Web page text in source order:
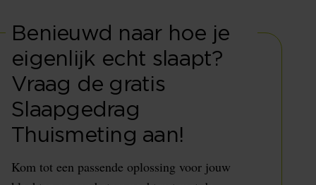
Benieuwd naar hoe je
eigenlijk echt slaapt?
Vraag de gratis
Slaapgedrag
Thuismeting aan!
Kom tot een passende oplossing voor jouw